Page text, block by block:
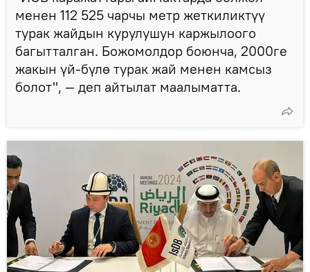
менен 112 525 чарчы метр жеткиликтүү
турак жайдын курулушун каржылоого
багытталган. Божомолдор боюнча, 2000ге
жакын үй-бүлө турак жай менен камсыз
болот", — деп айтылат маалыматта.